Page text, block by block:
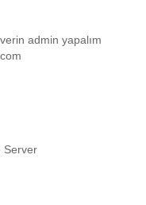
admin yapalım
Server